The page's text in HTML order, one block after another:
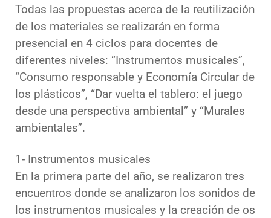
Todas las propuestas acerca de la reutilización
de los materiales se realizarán en forma
presencial en 4 ciclos para docentes de
diferentes niveles: “Instrumentos musicales”,
“Consumo responsable y Economía Circular de
los plásticos”, “Dar vuelta el tablero: el juego
desde una perspectiva ambiental” y “Murales
ambientales”.
1- Instrumentos musicales
En la primera parte del año, se realizaron tres
encuentros donde se analizaron los sonidos de
los instrumentos musicales y la creación de os